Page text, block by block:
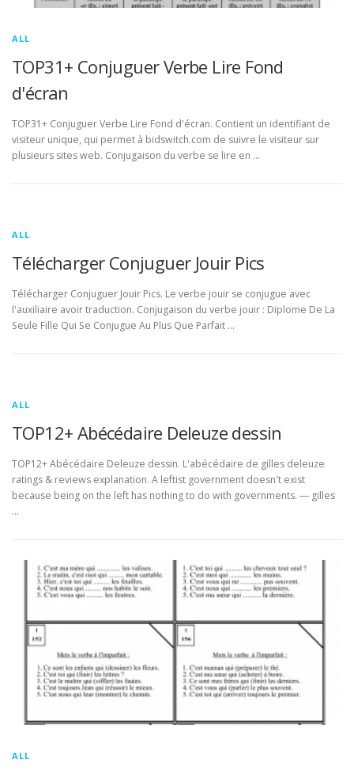
ALL
TOP31+ Conjuguer Verbe Lire Fond
d'écran
TOP31+ Conjuguer Verbe Lire Fond d'écran. Contient un identifiant de
visiteur unique, qui permet à bidswitch.com de suivre le visiteur sur
plusieurs sites web. Conjugaison du verbe se lire en …
ALL
Télécharger Conjuguer Jouir Pics
Télécharger Conjuguer Jouir Pics. Le verbe jouir se conjugue avec
l'auxiliaire avoir traduction. Conjugaison du verbe jouir : Diplome De La
Seule Fille Qui Se Conjugue Au Plus Que Parfait …
ALL
TOP12+ Abécédaire Deleuze dessin
TOP12+ Abécédaire Deleuze dessin. L'abécédaire de gilles deleuze
ratings & reviews explanation. A leftist government doesn't exist
because being on the left has nothing to do with governments. ― gilles
…
ALL